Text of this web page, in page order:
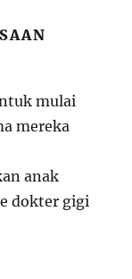
mulai
mereka
anak
dokter gigi